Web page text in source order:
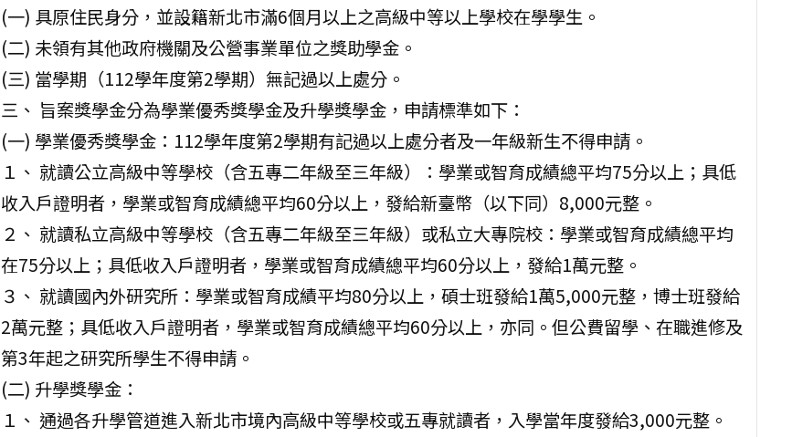
(一) 具原住民身分，並設籍新北市滿6個月以上之高級中等以上學校在學學生。
(二) 未領有其他政府機關及公營事業單位之獎助學金。
(三) 當學期（112學年度第2學期）無記過以上處分。
三、 旨案獎學金分為學業優秀獎學金及升學獎學金，申請標準如下：
(一) 學業優秀獎學金：112學年度第2學期有記過以上處分者及一年級新生不得申請。
１、 就讀公立高級中等學校（含五專二年級至三年級）：學業或智育成績總平均75分以上；具低
收入戶證明者，學業或智育成績總平均60分以上，發給新臺幣（以下同）8,000元整。
２、 就讀私立高級中等學校（含五專二年級至三年級）或私立大專院校：學業或智育成績總平均
在75分以上；具低收入戶證明者，學業或智育成績總平均60分以上，發給1萬元整。
３、 就讀國內外研究所：學業或智育成績平均80分以上，碩士班發給1萬5,000元整，博士班發給
2萬元整；具低收入戶證明者，學業或智育成績總平均60分以上，亦同。但公費留學、在職進修及
第3年起之研究所學生不得申請。
(二) 升學獎學金：
１、 通過各升學管道進入新北市境內高級中等學校或五專就讀者，入學當年度發給3,000元整。